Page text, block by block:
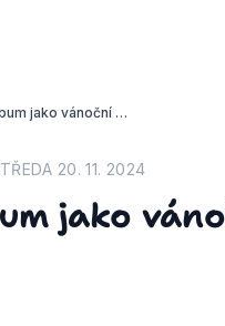
Fotoalbum jako vánoční dárek
20. 11. 2024
jako